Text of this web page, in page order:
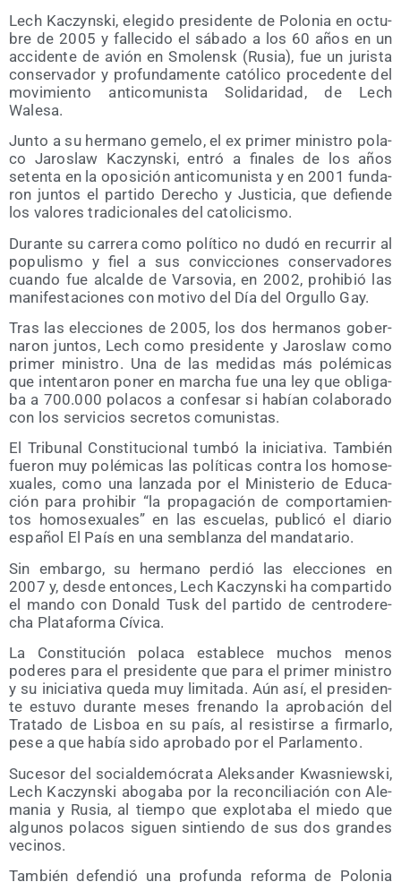
Lech Kaczyns­ki, ele­gi­do pre­si­den­te de Polo­nia en octu­
bre de 2005 y falle­ci­do el sába­do a los 60 años en un
acci­den­te de avión en Smo­lensk (Rusia), fue un juris­ta
con­ser­va­dor y pro­fun­da­men­te cató­li­co pro­ce­den­te del
movi­mien­to anti­co­mu­nis­ta Soli­da­ri­dad, de Lech
Walesa.
Jun­to a su her­mano geme­lo, el ex pri­mer minis­tro pola­
co Jaros­law Kaczyns­ki, entró a fina­les de los años
seten­ta en la opo­si­ción anti­co­mu­nis­ta y en 2001 fun­da­
ron jun­tos el par­ti­do Dere­cho y Jus­ti­cia, que defien­de
los valo­res tra­di­cio­na­les del catolicismo.
Duran­te su carre­ra como polí­ti­co no dudó en recu­rrir al
popu­lis­mo y fiel a sus con­vic­cio­nes con­ser­va­do­res
cuan­do fue alcal­de de Var­so­via, en 2002, prohi­bió las
mani­fes­ta­cio­nes con moti­vo del Día del Orgu­llo Gay.
Tras las elec­cio­nes de 2005, los dos her­ma­nos gober­
na­ron jun­tos, Lech como pre­si­den­te y Jaros­law como
pri­mer minis­tro. Una de las medi­das más polé­mi­cas
que inten­ta­ron poner en mar­cha fue una ley que obli­ga­
ba a 700.000 pola­cos a con­fe­sar si habían cola­bo­ra­do
con los ser­vi­cios secre­tos comunistas.
El Tri­bu­nal Cons­ti­tu­cio­nal tum­bó la ini­cia­ti­va. Tam­bién
fue­ron muy polé­mi­cas las polí­ti­cas con­tra los homo­se­
xua­les, como una lan­za­da por el Minis­te­rio de Edu­ca­
ción para prohi­bir “la pro­pa­ga­ción de com­por­ta­mien­
tos homo­se­xua­les” en las escue­las, publi­có el dia­rio
espa­ñol El País en una sem­blan­za del mandatario.
Sin embar­go, su her­mano per­dió las elec­cio­nes en
2007 y, des­de enton­ces, Lech Kaczyns­ki ha com­par­ti­do
el man­do con Donald Tusk del par­ti­do de cen­tro­de­re­
cha Pla­ta­for­ma Cívica.
La Cons­ti­tu­ción pola­ca esta­ble­ce muchos menos
pode­res para el pre­si­den­te que para el pri­mer minis­tro
y su ini­cia­ti­va que­da muy limi­ta­da. Aún así, el pre­si­den­
te estu­vo duran­te meses fre­nan­do la apro­ba­ción del
Tra­ta­do de Lis­boa en su país, al resis­tir­se a fir­mar­lo,
pese a que había sido apro­ba­do por el Parlamento.
Suce­sor del social­de­mó­cra­ta Alek­san­der Kwas­niews­ki,
Lech Kaczyns­ki abo­ga­ba por la recon­ci­lia­ción con Ale­
ma­nia y Rusia, al tiem­po que explo­ta­ba el mie­do que
algu­nos pola­cos siguen sin­tien­do de sus dos gran­des
vecinos.
Tam­bién defen­dió una pro­fun­da refor­ma de Polo­nia